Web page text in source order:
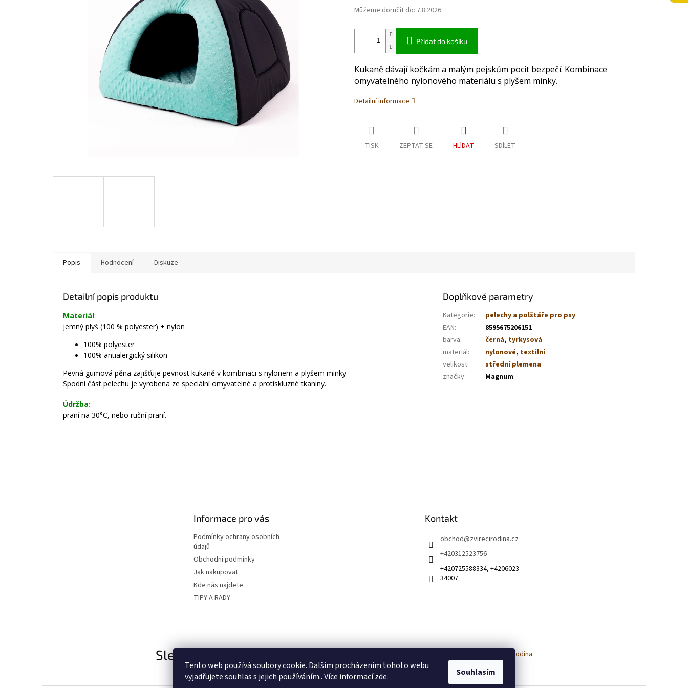
Tento web používá soubory cookie. Dalším procházením tohoto webu
vyjadřujete souhlas s jejich používáním.. Více informacízde. Souhlasím
Můžeme doručit do: 7.8.2026
Přidat do košíku
Kukaně dávají kočkám a malým pejskům pocit bezpečí. Kombinace
omyvatelného nylonového materiálu s plyšem minky.
Detailní informace
TISK ZEPTAT SE HLÍDAT SDÍLET
Popis Hodnocení Diskuze
Detailní popis produktu
Materiál:
jemný plyš (100 % polyester) + nylon
100% polyester
100% antialergický silikon
Pevná gumová pěna zajišťuje pevnost kukaně v kombinaci s nylonem a plyšem minky
Spodní část pelechu je vyrobena ze speciální omyvatelné a protiskluzné tkaniny.
Údržba:
praní na 30°C, nebo ruční praní.
Doplňkové parametry
Kategorie:
pelechy a polštáře pro psy
EAN:
8595675206151
barva: černá, tyrkysová
materiál: nylonové, textilní
velikost:
střední plemena
značky: Magnum
Informace pro vás
Podmínky ochrany osobních
údajů
Obchodní podmínky
Jak nakupovat
Kde nás najdete
TIPY A RADY
Kontakt
obchod@zvirecirodina.cz
+420312523756
+420725588334, +4206023
34007
Sledujte nás na sociálních sítích